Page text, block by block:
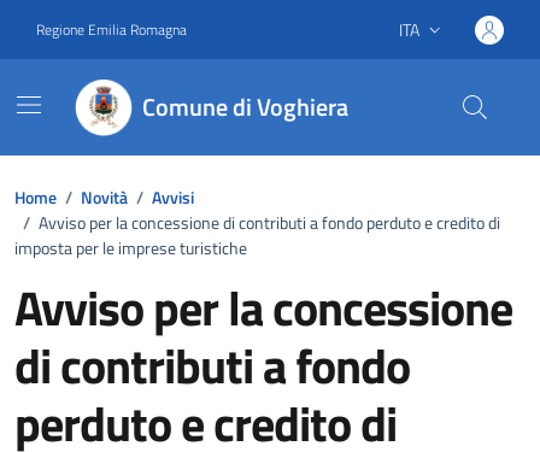
Regione Emilia Romagna Lingua attiva:
ITA
Comune di Voghiera
Home / Novità / Avvisi
/ Avviso per la concessione di contributi a fondo perduto e credito di
imposta per le imprese turistiche
Avviso per la concessione
di contributi a fondo
perduto e credito di